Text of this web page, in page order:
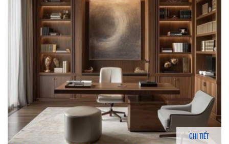
CHI TIẾT